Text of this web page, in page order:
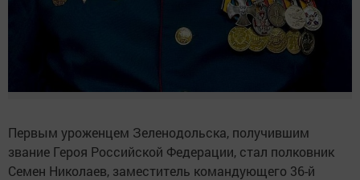
Первым уроженцем Зеленодольска, получившим
звание Героя Российской Федерации, стал полковник
Семен Николаев, заместитель командующего 36-й